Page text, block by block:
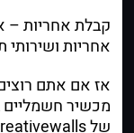
קבלת אחריות
אחריות
אז אם אתם
מכשיר חשמליים
של creativewalls